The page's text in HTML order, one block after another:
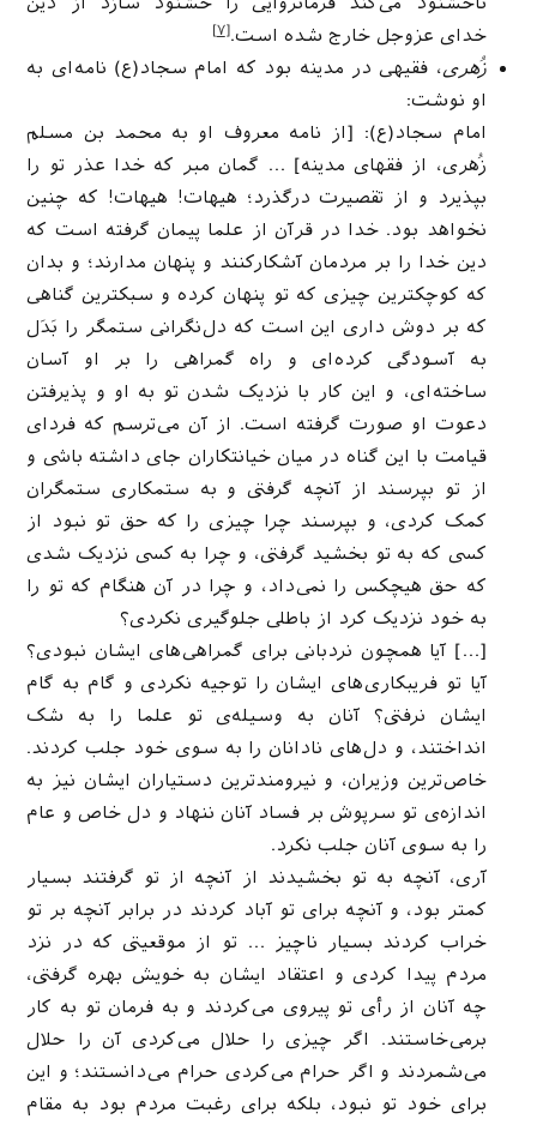
خدای عزوجل خارج شده است.[۷]
زُهری، فقیهی در مدینه بود که امام سجاد(ع) نامه‌ای به
او نوشت:
امام سجاد(ع): [از نامه معروف او به محمد بن مسلم
زُهری، از فقهای مدینه] … گمان مبر که خدا عذر تو را
بپذیرد و از تقصیرت درگذرد؛ هیهات! هیهات! که چنین
نخواهد بود. خدا در قرآن از علما پیمان گرفته است که
دین خدا را بر مردمان آشکارکنند و پنهان مدارند؛ و بدان
که کوچکترین چیزی که تو پنهان کرده و سبکترین گناهی
که بر دوش داری این است که دل‌نگرانی ستمگر را بَدَل
به آسودگی کرده‌ای و راه گمراهی را بر او آسان
ساخته‌ای، و این کار با نزدیک شدن تو به او و پذیرفتن
دعوت او صورت گرفته است. از آن می‌ترسم که فردای
قیامت با این گناه در میان خیانتکاران جای داشته باشی و
از تو بپرسند از آنچه گرفتی و به ستمکاری ستمگران
کمک کردی، و بپرسند چرا چیزی را که حق تو نبود از
کسی که به تو بخشید گرفتی، و چرا به کسی نزدیک شدی
که حق هیچکس را نمی‌داد، و چرا در آن هنگام که تو را
به خود نزدیک کرد از باطلی جلوگیری نکردی؟
[…] آیا همچون نردبانی برای گمراهی‌های ایشان نبودی؟
آیا تو فریبکاری‌های ایشان را توجیه نکردی و گام به گام
ایشان نرفتی؟ آنان به وسیله‌ی تو علما را به شک
انداختند، و دل‌های نادانان را به سوی خود جلب کردند.
خاص‌ترین وزیران، و نیرومندترین دستیاران ایشان نیز به
اندازه‌ی تو سرپوش بر فساد آنان ننهاد و دل خاص و عام
را به سوی آنان جلب نکرد.
آری، آنچه به تو بخشیدند از آنچه از تو گرفتند بسیار
کمتر بود، و آنچه برای تو آباد کردند در برابر آنچه بر تو
خراب کردند بسیار ناچیز … تو از موقعیتی که در نزد
مردم پیدا کردی و اعتقاد ایشان به خویش بهره گرفتی،
چه آنان از رأی تو پیروی می‌کردند و به فرمان تو به کار
برمی‌خاستند. اگر چیزی را حلال می‌کردی آن را حلال
می‌شمردند و اگر حرام می‌کردی حرام می‌دانستند؛ و این
برای خود تو نبود، بلکه برای رغبت مردم بود به مقام